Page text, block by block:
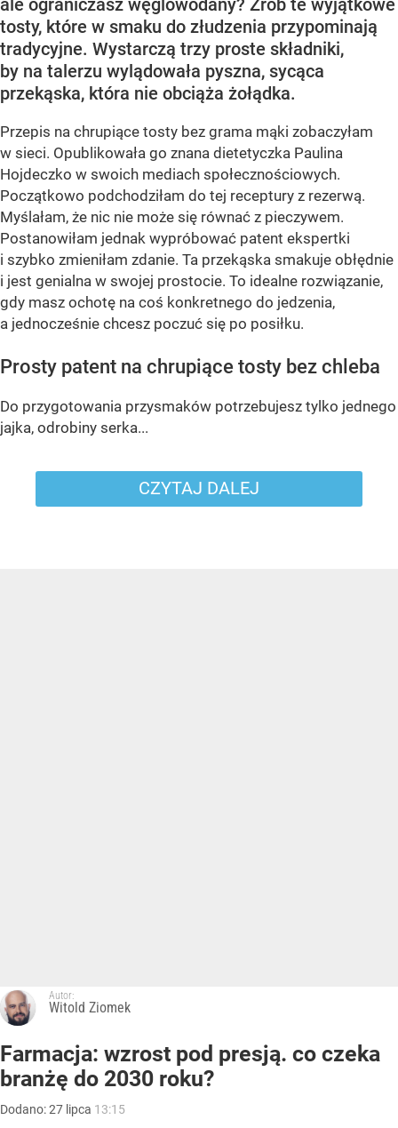
ale ograniczasz węglowodany? Zrób te wyjątkowe
tosty, które w smaku do złudzenia przypominają
tradycyjne. Wystarczą trzy proste składniki,
by na talerzu wylądowała pyszna, sycąca
przekąska, która nie obciąża żołądka.
Przepis na chrupiące tosty bez grama mąki zobaczyłam
w sieci. Opublikowała go znana dietetyczka Paulina
Hojdeczko w swoich mediach społecznościowych.
Początkowo podchodziłam do tej receptury z rezerwą.
Myślałam, że nic nie może się równać z pieczywem.
Postanowiłam jednak wypróbować patent ekspertki
i szybko zmieniłam zdanie. Ta przekąska smakuje obłędnie
i jest genialna w swojej prostocie. To idealne rozwiązanie,
gdy masz ochotę na coś konkretnego do jedzenia,
a jednocześnie chcesz poczuć się po posiłku.
Prosty patent na chrupiące tosty bez chleba
Do przygotowania przysmaków potrzebujesz tylko jednego
jajka, odrobiny serka...
CZYTAJ DALEJ
Autor:
Witold Ziomek
Farmacja: wzrost pod presją. co czeka
branżę do 2030 roku?
Dodano:27 lipca 13:15